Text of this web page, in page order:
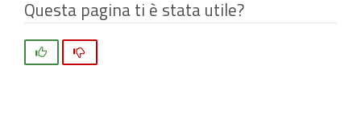
Questa pagina ti è stata utile?